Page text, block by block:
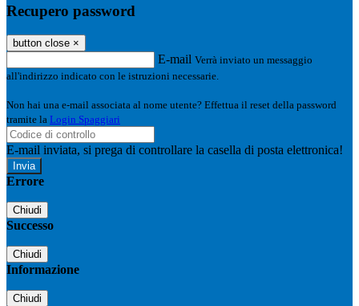
Recupero password
button close ×
E-mail Verrà inviato un messaggio
all'indirizzo indicato con le istruzioni necessarie.
Non hai una e-mail associata al nome utente? Effettua il reset della password
tramite la Login Spaggiari
E-mail inviata, si prega di controllare la casella di posta elettronica!
Errore
Chiudi
Successo
Chiudi
Informazione
Chiudi